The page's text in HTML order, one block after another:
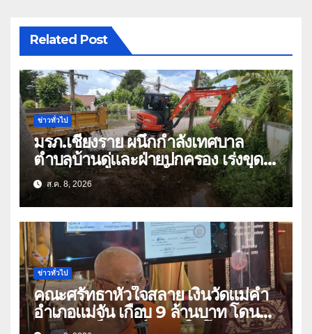
Related Post
ข่าวทั่วไป
มรภ.เชียงราย ผนึกกำลังเทศบาล
ตำบลบ้านดู่และฝ่ายปกครอง เร่งขุด
ลอกสิ่งกีดขวางทางน้ำ ป้องกันและลด
ปัญหาน้ำท่วม
ส.ค. 8, 2026
ข่าวทั่วไป
คณะศรัทธาหัวใจสลาย เงินวัดแม่คำ
อำเภอแม่จัน เกือบ 9 ล้านบาท โดน
แก๊งคอลเซ็นเตอร์หลอกให้โอนข้ามปีก